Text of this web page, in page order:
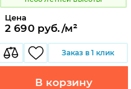
Цена
2 690 руб./м²
Заказ в 1 клик
В корзину